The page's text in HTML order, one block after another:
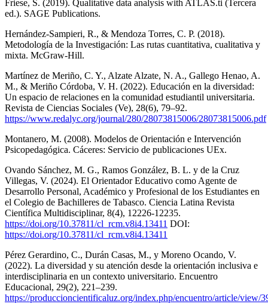
Friese, S. (2019). Qualitative data analysis with ATLAS.ti (Tercera
ed.). SAGE Publications.
Hernández-Sampieri, R., & Mendoza Torres, C. P. (2018).
Metodología de la Investigación: Las rutas cuantitativa, cualitativa y
mixta. McGraw-Hill.
Martínez de Meriño, C. Y., Alzate Alzate, N. A., Gallego Henao, A.
M., & Meriño Córdoba, V. H. (2022). Educación en la diversidad:
Un espacio de relaciones en la comunidad estudiantil universitaria.
Revista de Ciencias Sociales (Ve), 28(6), 79–92.
https://www.redalyc.org/journal/280/28073815006/28073815006.pdf
Montanero, M. (2008). Modelos de Orientación e Intervención
Psicopedagógica. Cáceres: Servicio de publicaciones UEx.
Ovando Sánchez, M. G., Ramos González, B. L. y de la Cruz
Villegas, V. (2024). El Orientador Educativo como Agente de
Desarrollo Personal, Académico y Profesional de los Estudiantes en
el Colegio de Bachilleres de Tabasco. Ciencia Latina Revista
Científica Multidisciplinar, 8(4), 12226-12235.
https://doi.org/10.37811/cl_rcm.v8i4.13411 DOI:
https://doi.org/10.37811/cl_rcm.v8i4.13411
Pérez Gerardino, C., Durán Casas, M., y Moreno Ocando, V.
(2022). La diversidad y su atención desde la orientación inclusiva e
interdisciplinaria en un contexto universitario. Encuentro
Educacional, 29(2), 221–239.
https://produccioncientificaluz.org/index.php/encuentro/article/view/